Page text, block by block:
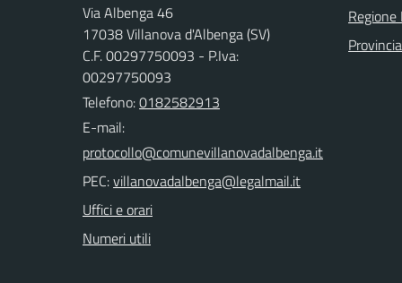
Via Albenga 46
17038 Villanova d'Albenga (SV)
C.F. 00297750093 - P.Iva:
00297750093
Telefono:0182582913
E-mail:
PEC:
Uffici e orari
Numeri utili
Regione